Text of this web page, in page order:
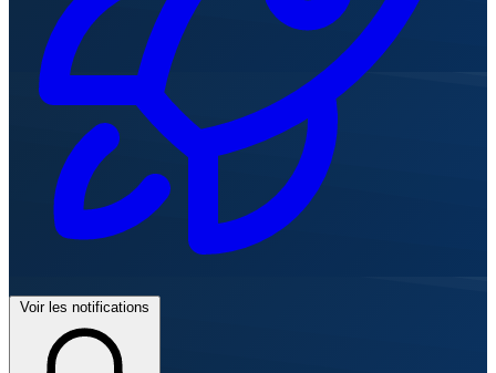
Voir les notifications